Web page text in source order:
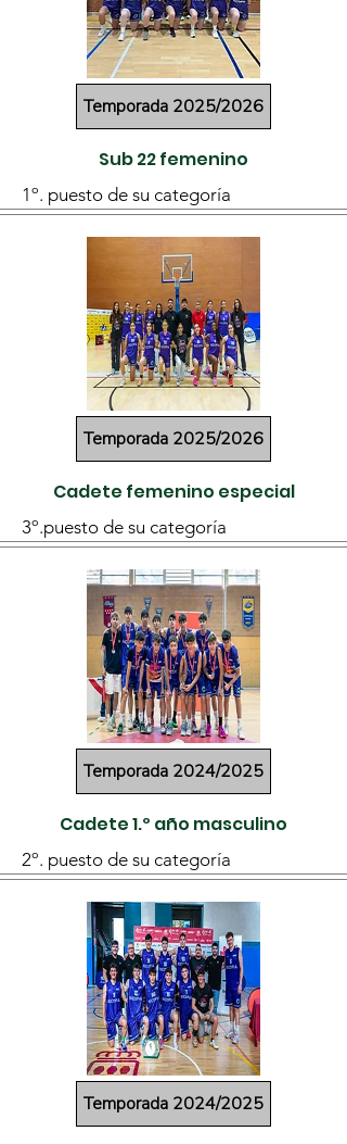
Temporada 2025/2026
Sub 22 femenino
1º. puesto de su categoría
Temporada 2025/2026
Cadete femenino especial
3º.puesto de su categoría
Temporada 2024/2025
Cadete 1.º año masculino
2º. puesto de su categoría
Temporada 2024/2025